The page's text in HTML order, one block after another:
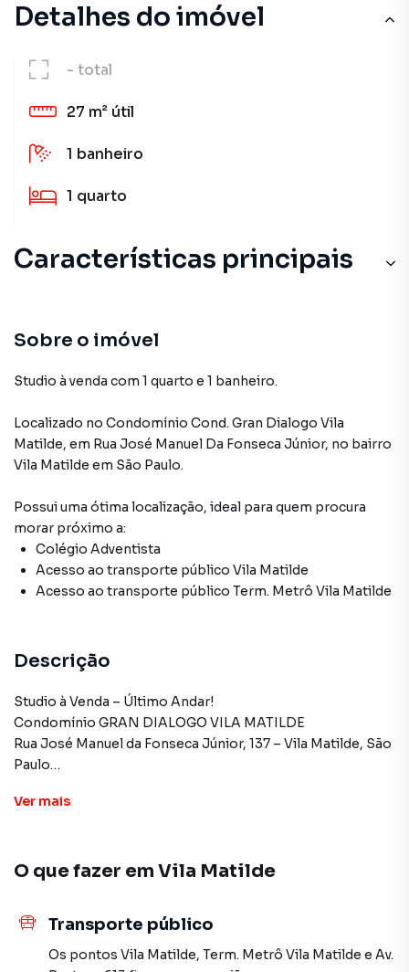
Detalhes do imóvel
- total
27 m² útil
1 banheiro
1 quarto
Características principais
Sobre o imóvel
Studio à venda com 1 quarto e 1 banheiro.
Localizado no Condomínio Cond. Gran Dialogo Vila
Matilde, em Rua José Manuel Da Fonseca Júnior, no bairro
Vila Matilde em São Paulo.
Possui uma ótima localização, ideal para quem procura
morar próximo a:
Colégio Adventista
Acesso ao transporte público Vila Matilde
Acesso ao transporte público Term. Metrô Vila Matilde
Descrição
Studio à Venda – Último Andar!
Condomínio GRAN DIALOGO VILA MATILDE
Rua José Manuel da Fonseca Júnior, 137 – Vila Matilde, São
Paulo
Características do imóvel:
Fogão de indução 2 bocas, depurador e forninho elétrico
Ver mais
O que fazer em Vila Matilde
Transporte público
Os pontos Vila Matilde, Term. Metrô Vila Matilde e Av.